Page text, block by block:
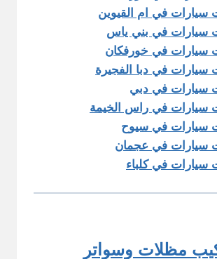
سيارات في ام القيوين
سيارات في بني ياس
سيارات في خورفكان
في دبا الفجيرة
سيارات في دبي
سيارات في راس الخيمة
سيارات في سيوح
سيارات في عجمان
سيارات في كلباء
مظلات وسواتر